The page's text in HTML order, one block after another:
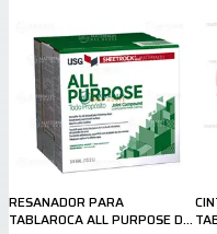
RESANADOR PARA
TABLAROCA ALL PURPOSE DE